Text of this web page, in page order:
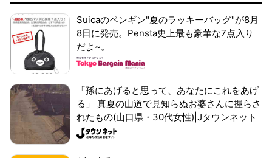
Suicaのペンギン"夏のラッキーバッグ"が8月
8日に発売。Pensta史上最も豪華な7点入り
だよ~。
「孫にあげると思って、あなたにこれをあげ
る」 真夏の山道で見知らぬお婆さんに握らさ
れたもの(山口県・30代女性)|Jタウンネット